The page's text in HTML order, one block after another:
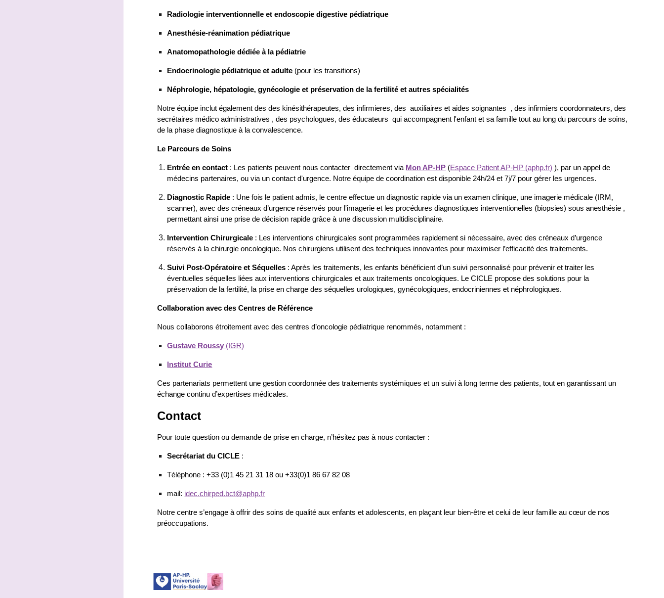
Radiologie interventionnelle et endoscopie digestive pédiatrique
Anesthésie-réanimation pédiatrique
Anatomopathologie dédiée à la pédiatrie
Endocrinologie pédiatrique et adulte (pour les transitions)
Néphrologie, hépatologie, gynécologie et préservation de la fertilité et autres spécialités
Notre équipe inclut également desdes kinésithérapeutes, des infirmieres, des auxiliaires et aides soignantes , des infirmiers coordonnateurs, des
secrétaires médico administratives , des psychologues, des éducateurs qui accompagnent l'enfant et sa famille tout au long du parcours de soins,
de la phase diagnostique à la convalescence.
Le Parcours de Soins
Entrée en contact : Les patients peuvent nous contacter directement via Mon AP-HP (Espace Patient AP-HP (aphp.fr) ), par un appel de
médecins partenaires, ou via un contact d'urgence. Notre équipe de coordination est disponible 24h/24 et 7j/7 pour gérer les urgences.
Diagnostic Rapide : Une fois le patient admis, le centre effectue un diagnostic rapide via un examen clinique, une imagerie médicale (IRM,
scanner),avec des créneaux d’urgence réservés pour l'imagerie et les procédures diagnostiques interventionelles (biopsies) sous anesthésie ,
permettant ainsi une prise de décision rapide grâce à une discussion multidisciplinaire.
Intervention Chirurgicale : Les interventions chirurgicales sont programmées rapidement si nécessaire, avec des créneaux d’urgence
réservés à la chirurgie oncologique. Nos chirurgiens utilisent des techniques innovantes pour maximiser l’efficacité des traitements.
Suivi Post-Opératoire et Séquelles : Après les traitements, les enfants bénéficient d’un suivi personnalisé pour prévenir et traiter les
éventuelles séquelles liées aux interventions chirurgicales et aux traitements oncologiques. Le CICLE propose des solutions pour la
préservation de la fertilité, la prise en charge des séquelles urologiques, gynécologiques, endocriniennes et néphrologiques.
Collaboration avec des Centres de Référence
Nous collaborons étroitement avec des centres d’oncologie pédiatrique renommés, notamment :
Gustave Roussy (IGR)
Institut Curie
Ces partenariats permettent une gestion coordonnée des traitements systémiques et un suivi à long terme des patients, tout en garantissant un
échange continu d’expertises médicales.
Contact
Pour toute question ou demande de prise en charge, n’hésitez pas à nous contacter :
Secrétariat du CICLE :
Téléphone : +33 (0)1 45 21 31 18 ou +33(0)1 86 67 82 08
mail: idec.chirped.bct@aphp.fr
Notre centre s’engage à offrir des soins de qualité aux enfants et adolescents, en plaçant leur bien-être et celui de leur famille au cœur de nos
préoccupations.